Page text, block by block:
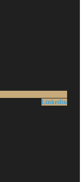
Linkedin